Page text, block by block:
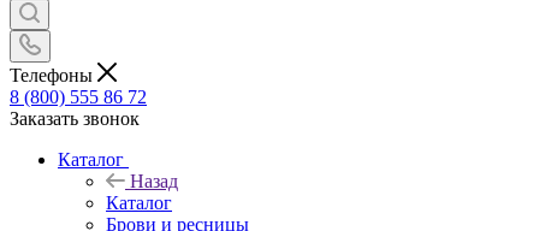
Телефоны
8 (800) 555 86 72
Заказать звонок
Каталог
Назад
Каталог
Брови и ресницы